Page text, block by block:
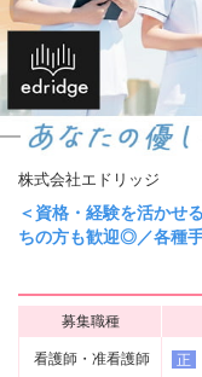
株式会社エドリッジ
＜資格・経験を活かせ
ちの方も歓迎◎／各種
募集職種
看護師・准看護師
正